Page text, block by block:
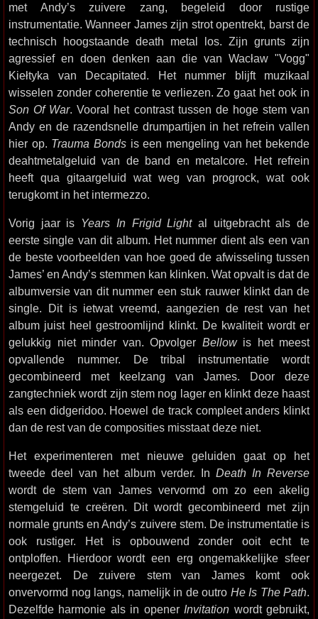
met Andy’s zuivere zang, begeleid door rustige
instrumentatie. Wanneer James zijn strot opentrekt, barst de
technisch hoogstaande death metal los. Zijn grunts zijn
agressief en doen denken aan die van Wacław "Vogg"
Kiełtyka van Decapitated. Het nummer blijft muzikaal
wisselen zonder coherentie te verliezen. Zo gaat het ook in
Son Of War. Vooral het contrast tussen de hoge stem van
Andy en de razendsnelle drumpartijen in het refrein vallen
hier op. Trauma Bonds is een mengeling van het bekende
deahtmetalgeluid van de band en metalcore. Het refrein
heeft qua gitaargeluid wat weg van progrock, wat ook
terugkomt in het intermezzo.
Vorig jaar is Years In Frigid Lightal uitgebracht als de
eerste single van dit album. Het nummer dient als een van
de beste voorbeelden van hoe goed de afwisseling tussen
James’ en Andy’s stemmen kan klinken. Wat opvalt is dat de
albumversie van dit nummer een stuk rauwer klinkt dan de
single. Dit is ietwat vreemd, aangezien de rest van het
album juist heel gestroomlijnd klinkt. De kwaliteit wordt er
gelukkig niet minder van. Opvolger Bellowis het meest
opvallende nummer. De tribal instrumentatie wordt
gecombineerd met keelzang van James. Door deze
zangtechniek wordt zijn stem nog lager en klinkt deze haast
als een didgeridoo. Hoewel de track compleet anders klinkt
dan de rest van de composities misstaat deze niet.
Het experimenteren met nieuwe geluiden gaat op het
tweede deel van het album verder. In Death In Reverse
wordt de stem van James vervormd om zo een akelig
stemgeluid te creëren. Dit wordt gecombineerd met zijn
normale grunts en Andy’s zuivere stem. De instrumentatie is
ook rustiger. Het is opbouwend zonder ooit echt te
ontploffen. Hierdoor wordt een erg ongemakkelijke sfeer
neergezet. De zuivere stem van James komt ook
onvervormd nog langs, namelijk in de outro He Is The Path.
Dezelfde harmonie als in opener Invitation wordt gebruikt,